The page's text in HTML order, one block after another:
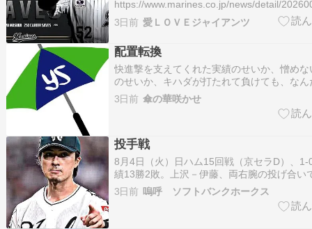
https://www.marines.co.jp/news/detail/
２５０セーブおめでとう。（出典 【野球】
[8/4] ロッテ益田250セーブ達成！小島6回3
3日前 愛ＬＯＶＥジャイアンツ
配置転換
快進撃を支えてくれた実績のせいか、憎め
のせいか、キハダが打たれて負けても、な
つく。 慎重になった分、持ち味の勢いが無
の球になってしまったのが敗因かな。 ３試
転換かと思ってたけど、もう一度キハダに
3日前 傘の華咲かせ
投手戦
8月4日（火）日ハム15回戦（京セラD）、1-
績13勝2敗。上沢－伊藤、両右腕の投げ合い
戦になった。安打数で上回ったホークスが
点機をモノにして辛くも勝利した。伊藤は
上沢は95球5安打1四球で7回を投げたが、
3日前 嗚呼 ソフトバンクホークス